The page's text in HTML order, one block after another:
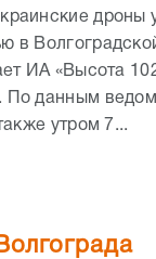
дроны
в
ИА «Высота
данным
утром 7...